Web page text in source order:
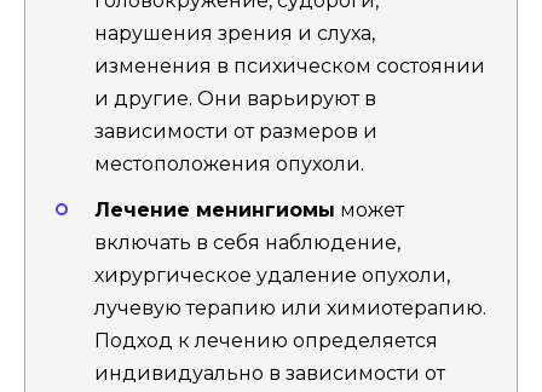
нарушения зрения и слуха,
изменения в психическом состоянии
и другие. Они варьируют в
зависимости от размеров и
местоположения опухоли.
Лечение менингиомы может
включать в себя наблюдение,
хирургическое удаление опухоли,
лучевую терапию или химиотерапию.
Подход к лечению определяется
индивидуально в зависимости от